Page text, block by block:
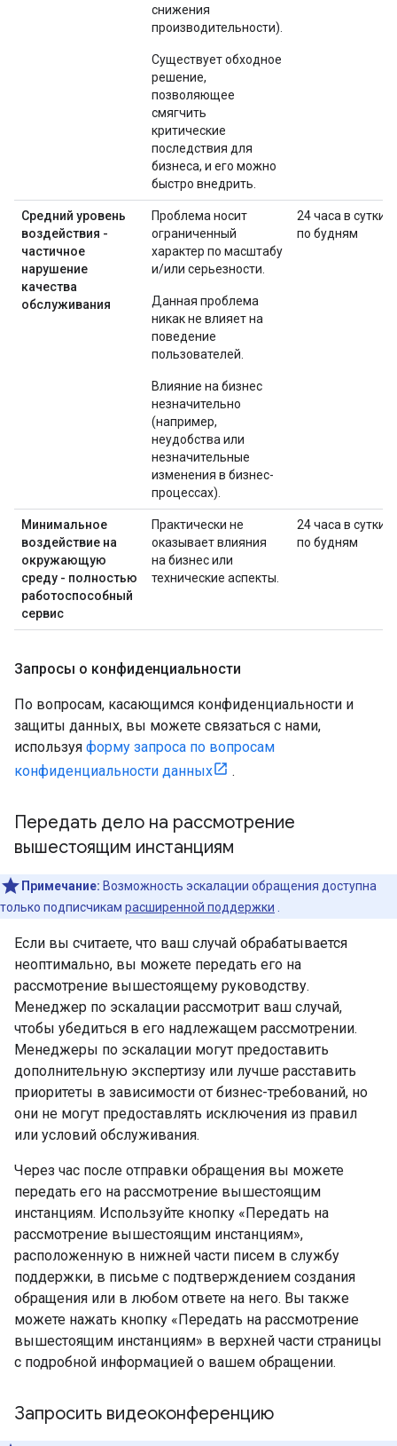
снижения
производительности).
Существует обходное
решение,
позволяющее
смягчить
критические
последствия для
бизнеса, и его можно
быстро внедрить.
Средний уровень
воздействия -
частичное
нарушение
качества
обслуживания
Проблема носит
ограниченный
характер по масштабу
и/или серьезности.
Данная проблема
никак не влияет на
поведение
пользователей.
Влияние на бизнес
незначительно
(например,
неудобства или
незначительные
изменения в бизнес-
процессах).
24 часа в сутки
по будням
Минимальное
воздействие на
окружающую
среду - полностью
работоспособный
сервис
Практически не
оказывает влияния
на бизнес или
технические аспекты.
24 часа в сутки
по будням
Запросы о конфиденциальности
По вопросам, касающимся конфиденциальности и
защиты данных, вы можете связаться с нами,
используя форму запроса по вопросам
конфиденциальности данных
.
Передать дело на рассмотрение
вышестоящим инстанциям
Примечание: Возможность эскалации обращения доступна
только подписчикам расширенной поддержки
Если вы считаете, что ваш случай обрабатывается
неоптимально, вы можете передать его на
рассмотрение вышестоящему руководству.
Менеджер по эскалации рассмотрит ваш случай,
чтобы убедиться в его надлежащем рассмотрении.
Менеджеры по эскалации могут предоставить
дополнительную экспертизу или лучше расставить
приоритеты в зависимости от бизнес-требований, но
они не могут предоставлять исключения из правил
или условий обслуживания.
Через час после отправки обращения вы можете
передать его на рассмотрение вышестоящим
инстанциям. Используйте кнопку «Передать на
рассмотрение вышестоящим инстанциям»,
расположенную в нижней части писем в службу
поддержки, в письме с подтверждением создания
обращения или в любом ответе на него. Вы также
можете нажать кнопку «Передать на рассмотрение
вышестоящим инстанциям» в верхней части страницы
с подробной информацией о вашем обращении.
Запросить видеоконференцию